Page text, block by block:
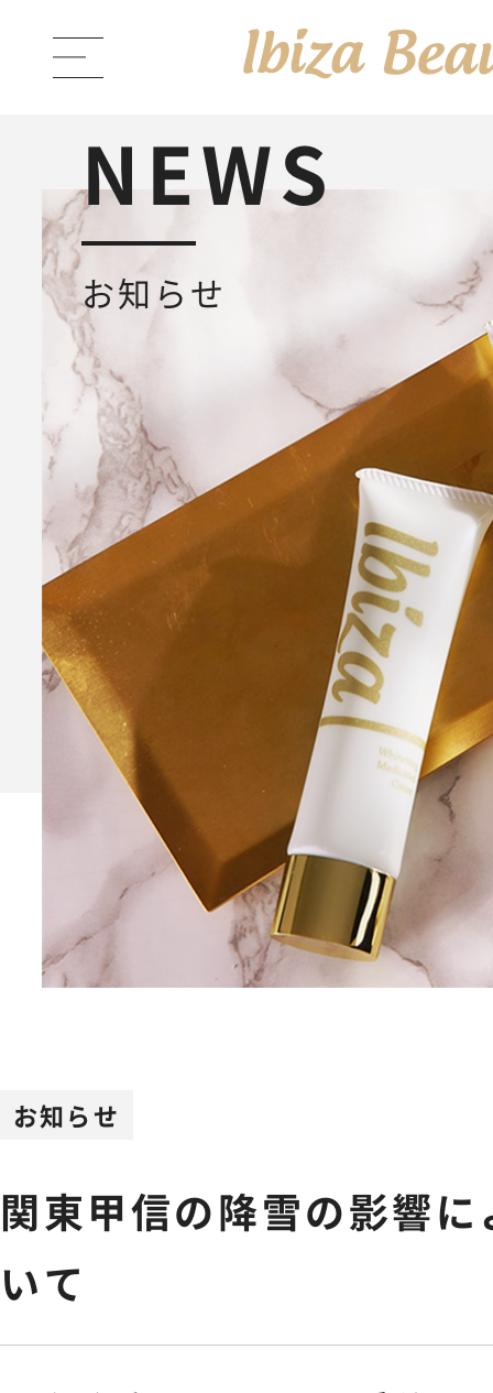
ABOUT Ibiza Beauty ブラ
CONTENTS コンテンツサイト
Body Care
NEWSお知らせ
SHOPPING GUIDE
PRODUCTS 商品一覧
Ibiza Cream薬用イビサク
Ibiza Serum Pro薬用イビ
Ibiza Soap 薬用イビサソープ
Ibiza Deodorant薬用イ
Ibiza Body Scrub薬用イ
Ibiza Hair Removal
薬用イビサヘアーリムーバルクリ
NEWS
お知らせ
お知らせ
関東甲信の降雪の影響
いて